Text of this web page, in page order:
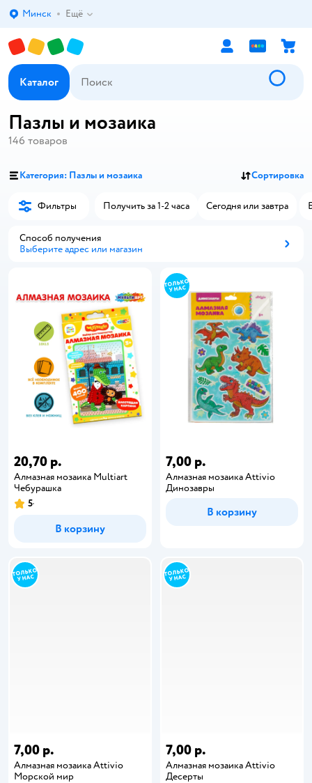
Выбор адреса доставки.
Минск Ещё
Каталог
Пазлы и мозаика
146 товаров
Категория: Пазлы и мозаика Сортировка
Фильтры Получить за 1-2 часа Сегодня или завтра
Способ получения
Выберите адрес или магазин
20,70 р.
Алмазная мозаика Multiart
Чебурашка
5
В корзину
7,00 р.
Алмазная мозаика Attivio
Динозавры
В корзину
7,00 р.
Алмазная мозаика Attivio
Морской мир
7,00 р.
Алмазная мозаика Attivio
Десерты